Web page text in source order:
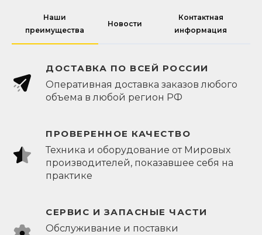
Наши
преимущества
Новости
Контактная
информация
ДОСТАВКА ПО ВСЕЙ РОССИИ
Оперативная доставка заказов любого
объема в любой регион РФ
ПРОВЕРЕННОЕ КАЧЕСТВО
Техника и оборудование от Мировых
производителей, показавшее себя на
практике
СЕРВИС И ЗАПАСНЫЕ ЧАСТИ
Обслуживание и поставки